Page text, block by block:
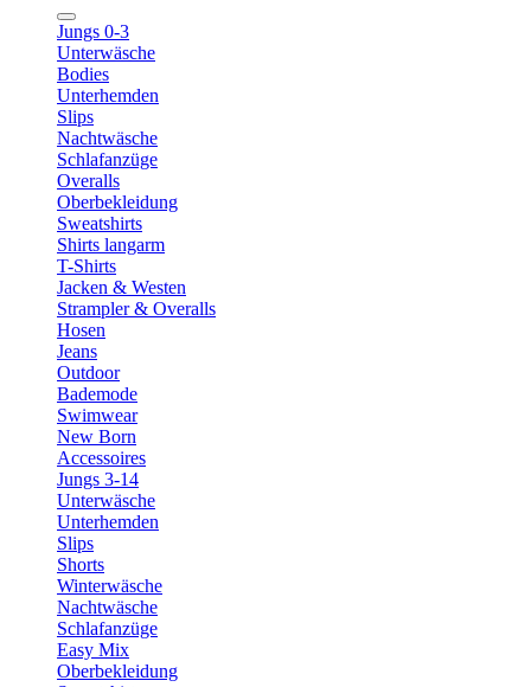
Jungs 0-3
Unterwäsche
Bodies
Unterhemden
Slips
Nachtwäsche
Schlafanzüge
Overalls
Oberbekleidung
Sweatshirts
Shirts langarm
T-Shirts
Jacken & Westen
Strampler & Overalls
Hosen
Jeans
Outdoor
Bademode
Swimwear
New Born
Accessoires
Jungs 3-14
Unterwäsche
Unterhemden
Slips
Shorts
Winterwäsche
Nachtwäsche
Schlafanzüge
Easy Mix
Oberbekleidung